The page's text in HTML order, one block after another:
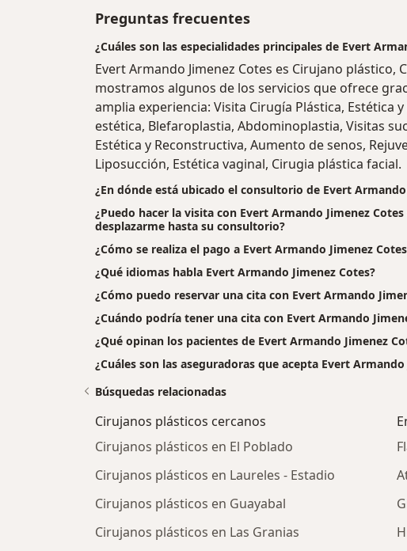
Preguntas frecuentes
¿Cuáles son las especialidades principales de Evert
Evert Armando Jimenez Cotes es Cirujano plástico,
mostramos algunos de los servicios que ofrece
amplia experiencia: Visita Cirugía Plástica, Estética
estética, Blefaroplastia, Abdominoplastia, Visitas
Estética y Reconstructiva, Aumento de senos,
Liposucción, Estética vaginal, Cirugia plástica facial.
¿En dónde está ubicado el consultorio de Evert Armando
¿Puedo hacer la visita con Evert Armando Jimenez
desplazarme hasta su consultorio?
¿Cómo se realiza el pago a Evert Armando Jimenez
¿Qué idiomas habla Evert Armando Jimenez Cotes?
¿Cómo puedo reservar una cita con Evert Armando
¿Cuándo podría tener una cita con Evert Armando
¿Qué opinan los pacientes de Evert Armando Jimenez
¿Cuáles son las aseguradoras que acepta Evert Armando
Búsquedas relacionadas
Cirujanos plásticos cercanos
Cirujanos plásticos en El Poblado
Cirujanos plásticos en Laureles - Estadio
Cirujanos plásticos en Guayabal
Cirujanos plásticos en Las Granias